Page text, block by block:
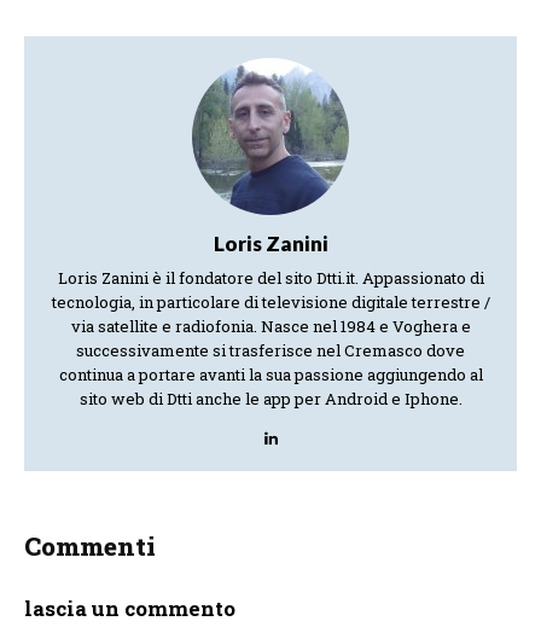
Loris Zanini
Loris Zanini è il fondatore del sito Dtti.it. Appassionato di
tecnologia, in particolare di televisione digitale terrestre /
via satellite e radiofonia. Nasce nel 1984 e Voghera e
successivamente si trasferisce nel Cremasco dove
continua a portare avanti la sua passione aggiungendo al
sito web di Dtti anche le app per Android e Iphone.
Commenti
lascia un commento